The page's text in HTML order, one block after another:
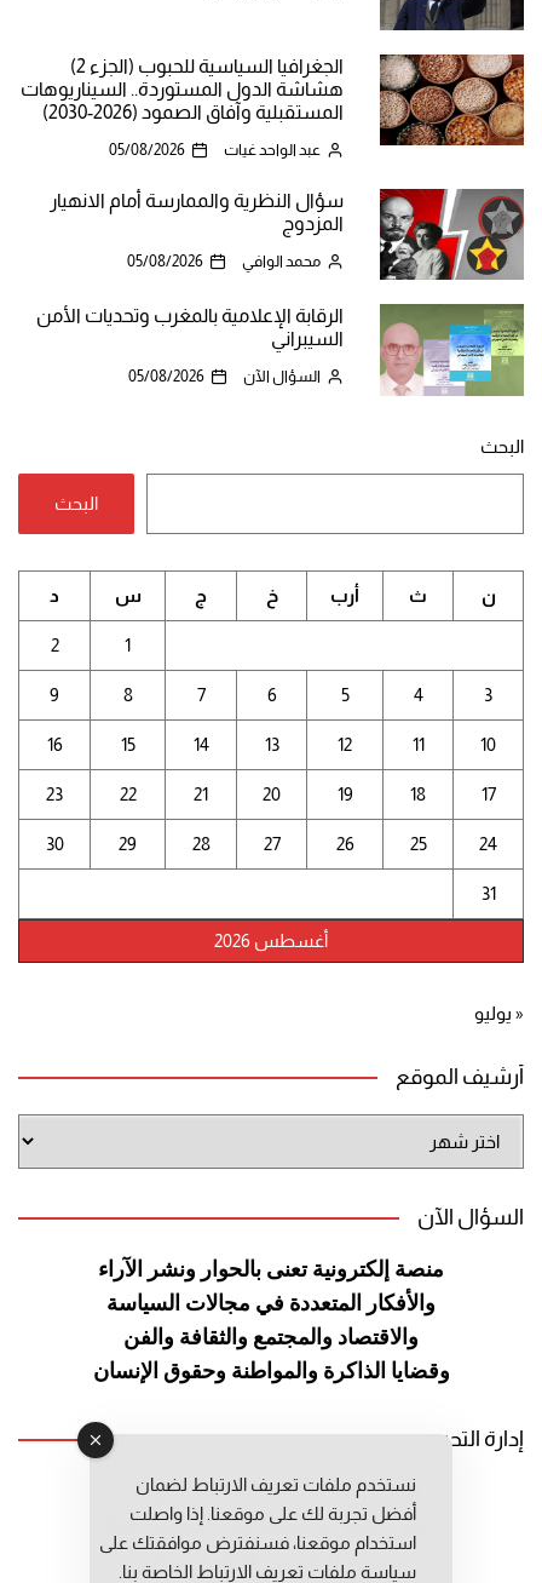
الجغرافيا السياسية للحبوب (الجزء 2)
هشاشة الدول المستوردة.. السيناريوهات
المستقبلية وآفاق الصمود (2026-2030)
عبد الواحد غيات 05/08/2026
سؤال النظرية والممارسة أمام الانهيار
المزدوج
محمد الوافي 05/08/2026
الرقابة الإعلامية بالمغرب وتحديات الأمن
السيبراني
السؤال الآن 05/08/2026
البحث
البحث
أغسطس 2026
ن ث أرب خ ج س د
1
2
3
4
5
6
7
8
9
10
11
12
13
14
15
16
17
18
19
20
21
22
23
24
25
26
27
28
29
30
31
« يوليو
أرشيف الموقع
الموقع
السؤال الآن
منصة إلكترونية تعنى بالحوار ونشر الآراء
والأفكار المتعددة في مجالات السياسة
والاقتصاد والمجتمع والثقافة والفن
وقضايا الذاكرة والمواطنة وحقوق الإنسان
إدارة التحرير
رئيس التحرير: عبد الرحيم التوراني
رئيس التحرير المساعد: المعطي قبال
مديرة التحرير: فاطمة حوحو
نستخدم ملفات تعريف الارتباط لضمان
أفضل تجربة لك على موقعنا. إذا واصلت
استخدام موقعنا، فسنفترض موافقتك على
سياسة ملفات تعريف الارتباط الخاصة بنا.